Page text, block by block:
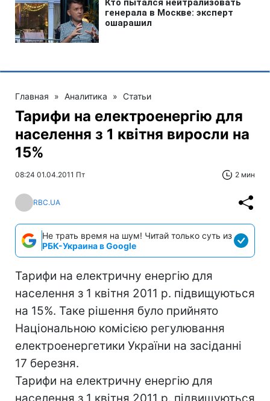
Главная » Аналитика » Статьи
Тарифи на електроенергію для
населення з 1 квітня виросли на
15%
08:24 01.04.2011 Пт 2 мин
RBC.UA
Не трать время на шум! Читай только суть из
РБК-Украина в Google
Тарифи на електричну енергію для
населення з 1 квітня 2011 р. підвищуються
на 15%. Таке рішення було прийнято
Національною комісією регулювання
електроенергетики України на засіданні
17 березня.
Тарифи на електричну енергію для
населення з 1 квітня 2011 р. підвищуються